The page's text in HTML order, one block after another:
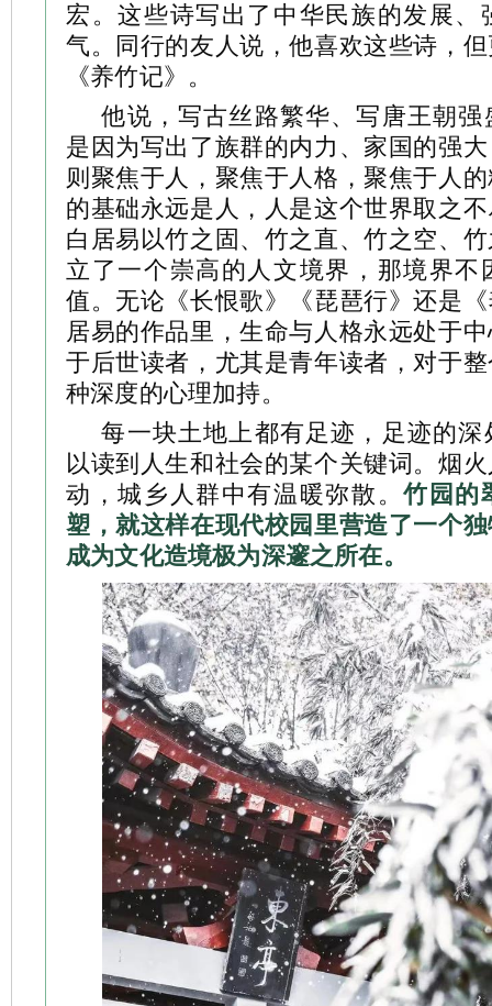
宏。这些诗写出了中华民族的发展、
气。同行的友人说，他喜欢这些诗，
《养竹记》。
他说，写古丝路繁华、写唐王朝强
是因为写出了族群的内力、家国的强
则聚焦于人，聚焦于人格，聚焦于人
的基础永远是人，人是这个世界取之
白居易以竹之固、竹之直、竹之空、
立了一个崇高的人文境界，那境界不
值。无论《长恨歌》《琵琶行》还是
居易的作品里，生命与人格永远处于
于后世读者，尤其是青年读者，对于
种深度的心理加持。
每一块土地上都有足迹，足迹的深
以读到人生和社会的某个关键词。烟
动，城乡人群中有温暖弥散。竹园的
塑，就这样在现代校园里营造了一个
成为文化造境极为深邃之所在。